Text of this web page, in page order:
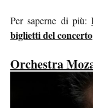
Per saperne di più:
biglietti del concerto
Orchestra